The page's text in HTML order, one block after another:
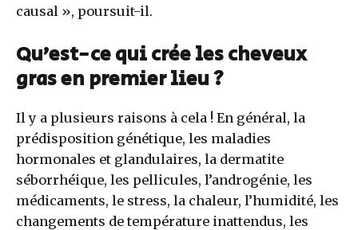
causal », poursuit-il.
Qu’est-ce qui crée les cheveux
gras en premier lieu ?
Il y a plusieurs raisons à cela ! En général, la
prédisposition génétique, les maladies
hormonales et glandulaires, la dermatite
séborrhéique, les pellicules, l’androgénie, les
médicaments, le stress, la chaleur, l’humidité, les
changements de température inattendus, les